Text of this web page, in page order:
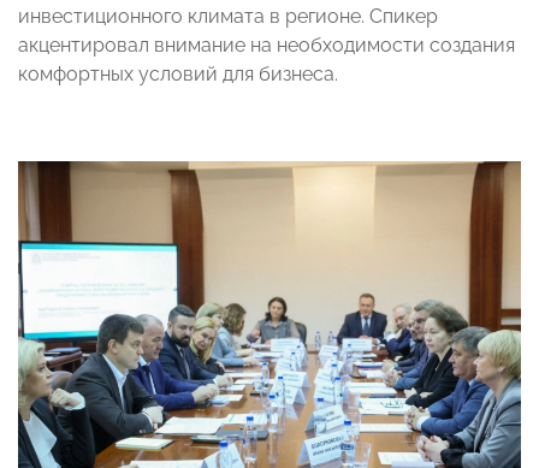
инвестиционного климата в регионе. Спикер
акцентировал внимание на необходимости создания
комфортных условий для бизнеса.